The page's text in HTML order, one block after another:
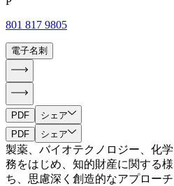
801 817 9805
電子名刺
PDF
シェア
PDF
シェア
製薬、バイオテクノロジー、化
務をはじめ、知的財産に関する
ち、思慮深く創造的なアプロー